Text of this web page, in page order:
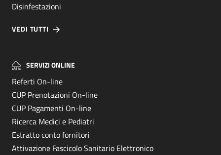
Disinfestazioni
VEDI TUTTI
SERVIZI ONLINE
Referti On-line
CUP Prenotazioni On-line
CUP Pagamenti On-line
Ricerca Medici e Pediatri
Estratto conto fornitori
Attivazione Fascicolo Sanitario Elettronico